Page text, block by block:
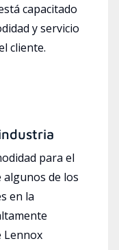
capacitado
y servicio
cliente.
para el
de los
en la
Lennox